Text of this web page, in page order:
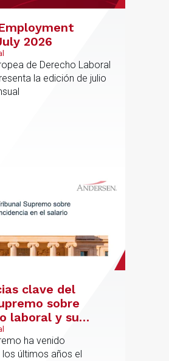
2026
de Derecho Laboral
la edición de julio
clave del
sobre
laboral y su
el salario
ha venido
últimos años el